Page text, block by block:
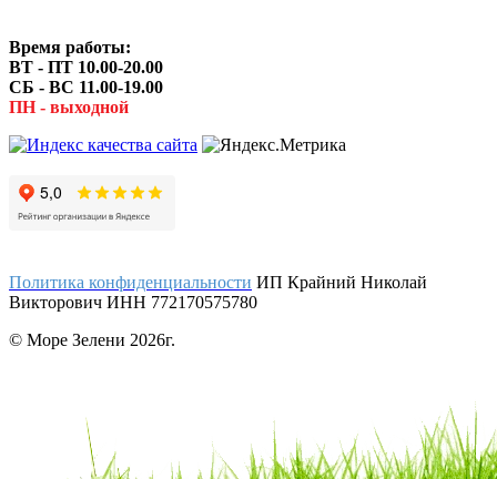
Время работы:
ВТ - ПТ 10.00-20.00
СБ - ВС 11.00-19.00
ПН - выходной
Политика конфиденциальности ИП Крайний Николай
Викторович ИНН 772170575780
© Море Зелени 2026г.